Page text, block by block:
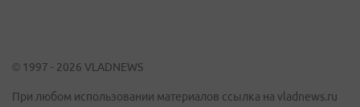
© 1997 - 2026 VLADNEWS
При любом использовании материалов ссылка на vladnews.ru